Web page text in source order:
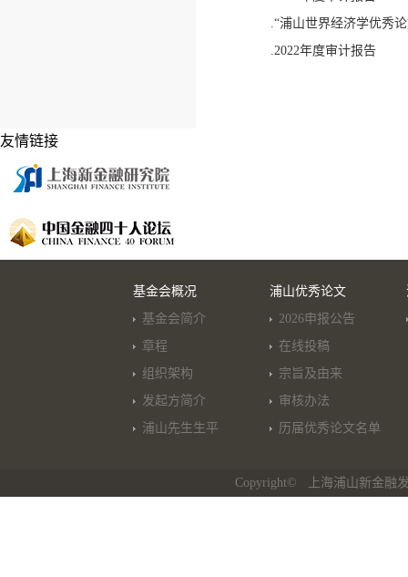
.“浦山世界经济学优秀
.2022年度审计报告
友情链接
基金会概况
基金会简介
章程
组织架构
发起方简介
浦山先生生平
浦山优秀论文
2026申报公告
在线投稿
宗旨及由来
审核办法
历届优秀论文名单
Copyright© 上海浦山新金融